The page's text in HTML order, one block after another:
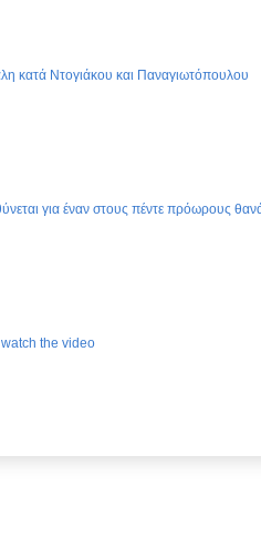
κατά Ντογιάκου και Παναγιωτόπουλου
για έναν στους πέντε πρόωρους
the video